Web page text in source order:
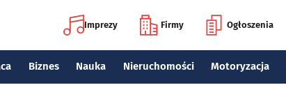
Imprezy Firmy Ogłoszenia
Biznes Nauka Nieruchomości Motoryzacja